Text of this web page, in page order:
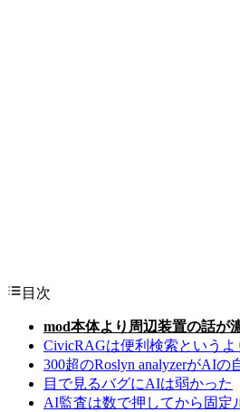
目次
mod本体より周辺装置の話が
CivicRAGは便利検索というよ
300超のRoslyn analyzerがAIの
目で見るバグにAIは弱かった
AI監査は数で押してから固定